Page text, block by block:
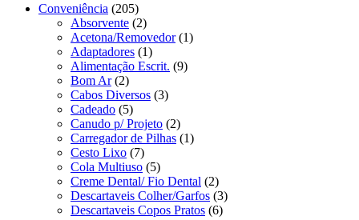
Conveniência (205)
Absorvente (2)
Acetona/Removedor (1)
Adaptadores (1)
Alimentação Escrit. (9)
Bom Ar (2)
Cabos Diversos (3)
Cadeado (5)
Canudo p/ Projeto (2)
Carregador de Pilhas (1)
Cesto Lixo (7)
Cola Multiuso (5)
Creme Dental/ Fio Dental (2)
Descartaveis Colher/Garfos (3)
Descartaveis Copos Pratos (6)